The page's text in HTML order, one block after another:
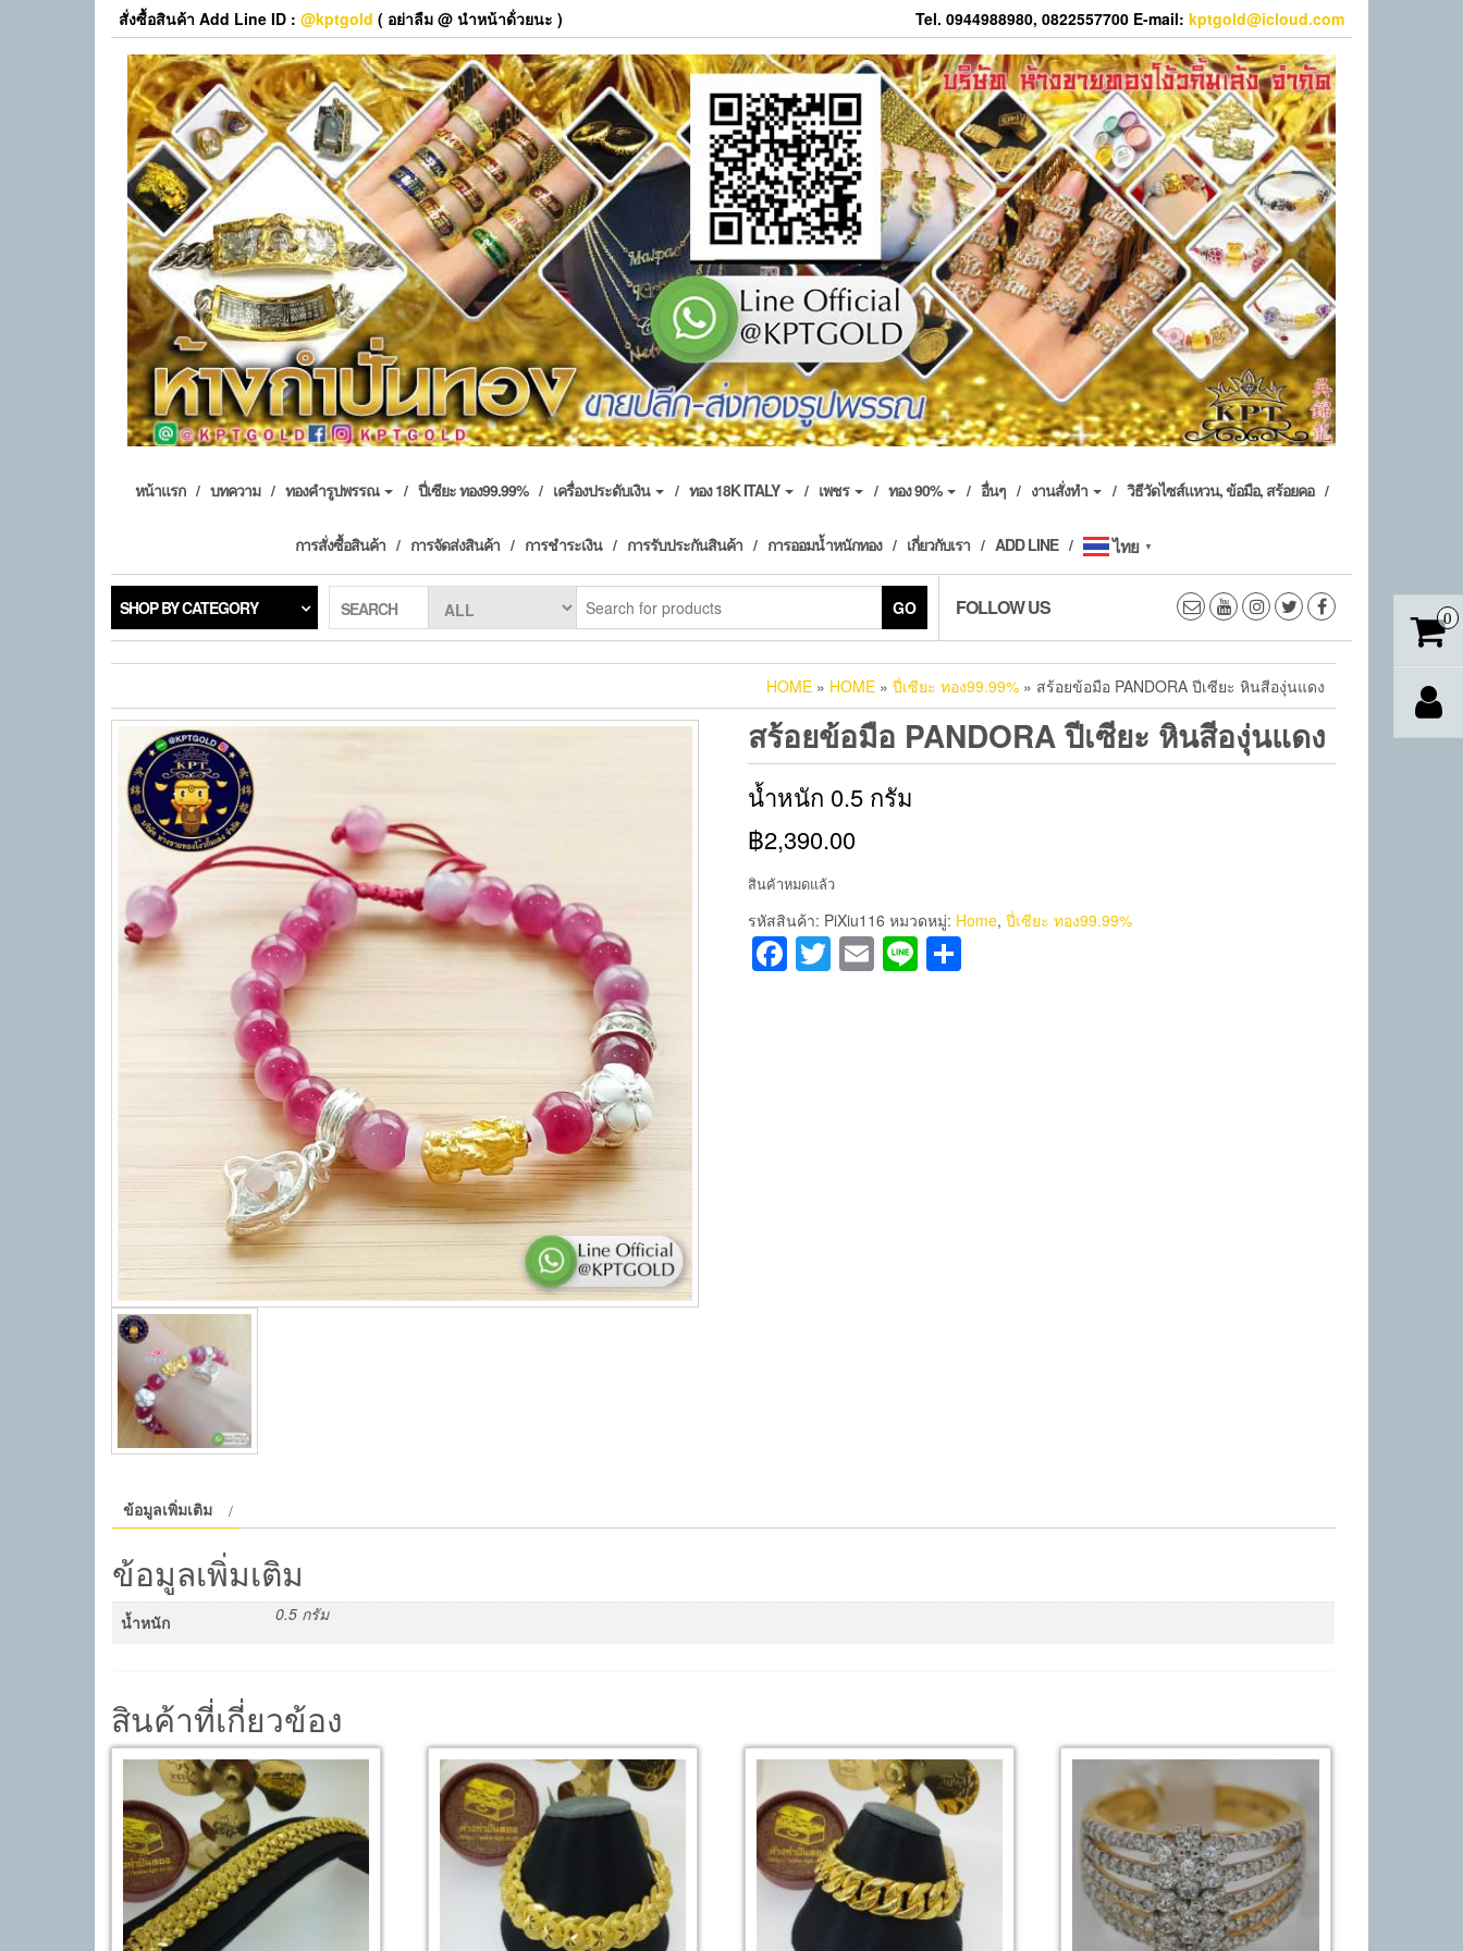
สั่งซื้อสินค้า Add Line ID : @kptgold ( อย่าลืม @ นำหน้าด้่วยนะ ) Tel. 0944988980, 0822557700 E-mail: kptgold@icloud.com
หน้าแรก บทความ ทองคำรูปพรรณ ปี่เซียะ ทอง99.99% เครื่องประดับเงิน ทอง 18K ITALY เพชร ทอง 90% อื่นๆ งานสั่งทำ วิธีวัดไซส์แหวน, ข้อมือ, สร้อยคอ
การสั่งซื้อสินค้า การจัดส่งสินค้า การชำระเงิน การรับประกันสินค้า การออมน้ำหนักทอง เกี่ยวกับเรา ADD LINE ไทย ▼
SHOP BY CATEGORY SEARCH GO FOLLOW US
HOME » HOME » ปี่เซียะ ทอง99.99% » สร้อยข้อมือ PANDORA ปีเซียะ หินสีองุ่นแดง
สร้อยข้อมือ PANDORA ปีเซียะ หินสีองุ่นแดง
น้ำหนัก 0.5 กรัม
฿2,390.00
สินค้าหมดแล้ว
รหัสสินค้า: PiXiu116 หมวดหมู่: Home, ปี่เซียะ ทอง99.99%
Facebook
Twitter
Email
Line
ข้อมูลเพิ่มเติม
ข้อมูลเพิ่มเติม
น้ำหนัก 0.5 กรัม
สินค้าที่เกี่ยวข้อง
0